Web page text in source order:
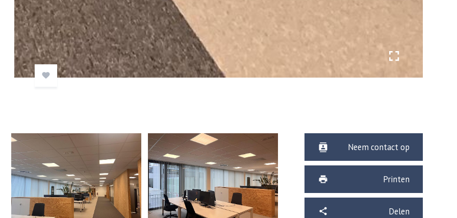
Neem contact op
Printen
Delen